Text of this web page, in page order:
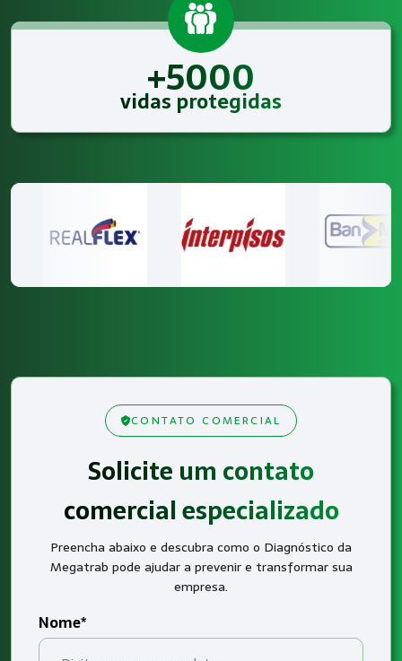
+5000
vidas protegidas
CONTATO COMERCIAL
Solicite um contato
comercial especializado
Preencha abaixo e descubra como o Diagnóstico da
Megatrab pode ajudar a prevenir e transformar sua
empresa.
Nome*